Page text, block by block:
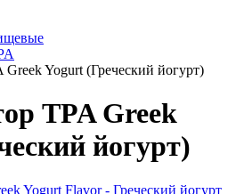
Greek Yogurt (Греческий йогурт)
TPA Greek
йогурт)